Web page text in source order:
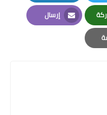
LinkedIn
إرسال
Email